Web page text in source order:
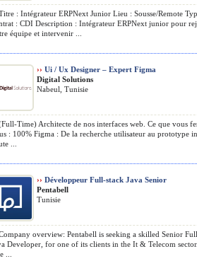
: Intégrateur ERPNext Junior Lieu : Sousse/Remote
: CDI Description : Intégrateur ERPNext junior pour
équipe et intervenir ...
›› Ui / Ux Designer – Expert Figma
Digital Solutions
Nabeul, Tunisie
Time) Architecte de nos interfaces web. Ce que vous
: 100% Figma : De la recherche utilisateur au prototype
...
›› Développeur Full-stack Java Senior
Pentabell
Tunisie
overview: Pentabell is seeking a skilled Senior
Developer, for one of its clients in the It & Telecom
...